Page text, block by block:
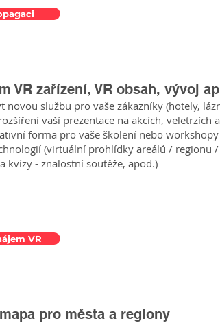
www.vrcesko.cz
www.hradecko360.cz
VR zařízení, VR obsah, vývoj
novou službu pro vaše zákazníky (hotely,
vaší prezentace na akcích, veletrzích
forma pro vaše školení nebo workshopy
(virtuální prohlídky areálů / regionu /
kvízy - znalostní soutěže, apod.)
VR
pro města a regiony